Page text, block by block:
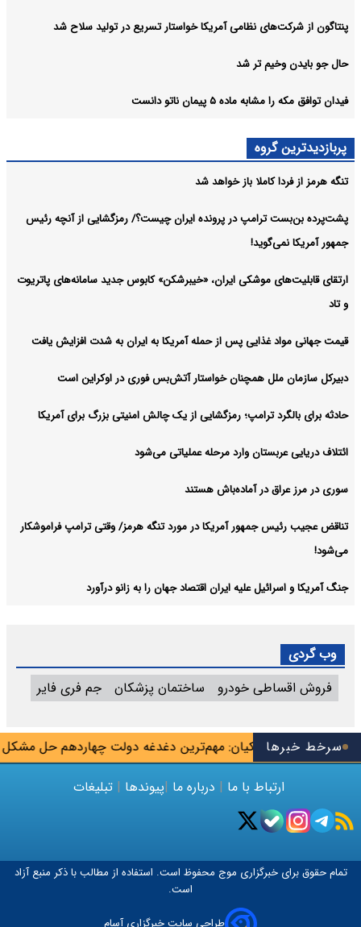
سرخط خبرهاپزشکیان: مهم‌ترین دغدغه دولت چهاردهم حل مشکل شهریور
پنتاگون از شرکت‌های نظامی آمریکا خواستار تسریع در تولید سلاح شد
حال جو بایدن وخیم تر شد
فیدان توافق مکه را مشابه ماده ۵ پیمان ناتو دانست
پربازدیدترین گروه
تنگه هرمز از فردا کاملا باز خواهد شد
پشت‌پرده بن‌بست ترامپ در پرونده ایران چیست؟/ رمزگشایی از آنچه رئیس
جمهور آمریکا نمی‌گوید!
ارتقای قابلیت‌های موشکی ایران، «خیبرشکن» کابوس جدید سامانه‌های پاتریوت
و تاد
قیمت جهانی مواد غذایی پس از حمله آمریکا به ایران به شدت افزایش یافت
دبیرکل سازمان ملل همچنان خواستار آتش‌بس فوری در اوکراین است
حادثه برای بالگرد ترامپ؛ رمزگشایی از یک چالش امنیتی بزرگ برای آمریکا
ائتلاف دریایی عربستان وارد مرحله عملیاتی می‌شود
سوری در مرز عراق در آماده‌باش هستند
تناقض عجیب رئیس جمهور آمریکا در مورد تنگه هرمز/ وقتی ترامپ فراموشکار
می‌شود!
جنگ آمریکا و اسرائیل علیه ایران اقتصاد جهان را به زانو درآورد
وب گردی
فروش اقساطی خودرو
ساختمان پزشکان جم فری فایر
ارتباط با ما | درباره ما |پیوندها | تبلیغات
تمام حقوق برای خبرگزاری موج محفوظ است. استفاده از مطالب با ذکر منبع آزاد
است.
طراحی سایت خبرگزاری آسام